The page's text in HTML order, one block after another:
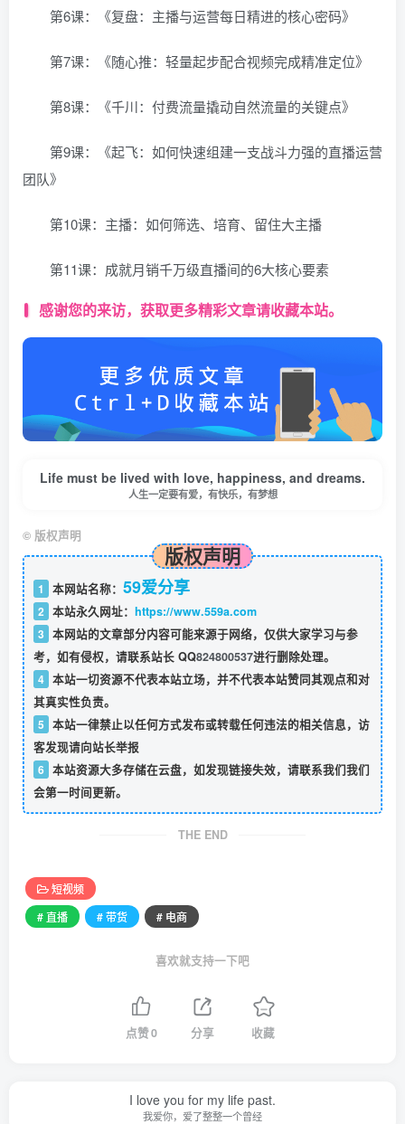
第6课：《复盘：主播与运营每日精进的核心密码》
第7课：《随心推：轻量起步配合视频完成精准定位》
第8课：《千川：付费流量撬动自然流量的关键点》
第9课：《起飞：如何快速组建一支战斗力强的直播运营
团队》
第10课：主播：如何筛选、培育、留住大主播
第11课：成就月销千万级直播间的6大核心要素
感谢您的来访，获取更多精彩文章请收藏本站。
Life must be lived with love, happiness, and dreams.
人生一定要有爱，有快乐，有梦想
© 版权声明
版权声明
1 本网站名称： 59爱分享
2 本站永久网址： https://www.559a.com
3 本网站的文章部分内容可能来源于网络，仅供大家学习与参
考，如有侵权，请联系站长 QQ824800537进行删除处理。
4 本站一切资源不代表本站立场，并不代表本站赞同其观点和对
其真实性负责。
5 本站一律禁止以任何方式发布或转载任何违法的相关信息，访
客发现请向站长举报
6 本站资源大多存储在云盘，如发现链接失效，请联系我们我们
会第一时间更新。
THE END
短视频
# 直播
# 带货 # 电商
喜欢就支持一下吧
点赞0 分享 收藏
I love you for my life past.
我爱你，爱了整整一个曾经